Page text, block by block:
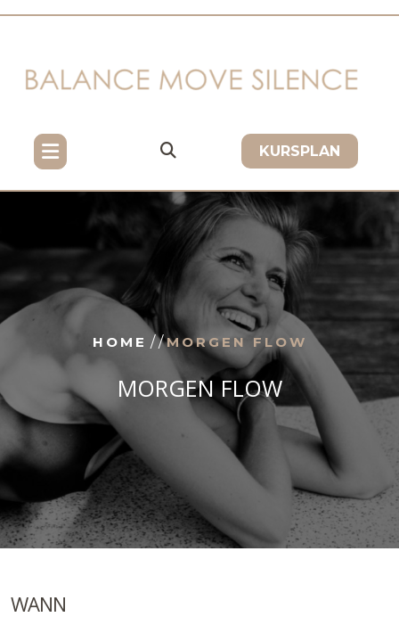
KURSPLAN
HOME / /MORGEN FLOW
MORGEN FLOW
WANN